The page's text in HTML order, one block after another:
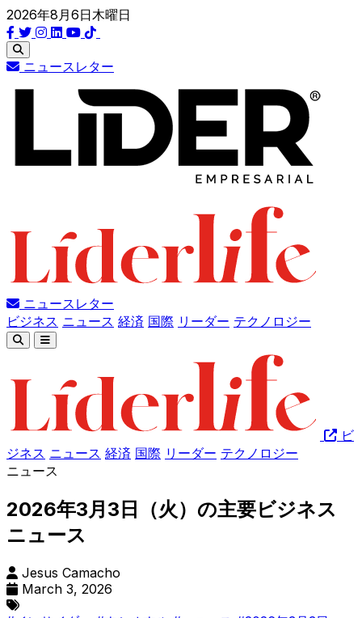
2026年8月6日木曜日
ニュースレター
ニュースレター
ビジネス ニュース 経済 国際 リーダー テクノロジー
ビ
ジネス ニュース 経済 国際 リーダー テクノロジー
ニュース
2026年3月3日（火）の主要ビジネス
ニュース
Jesus Camacho
March 3, 2026